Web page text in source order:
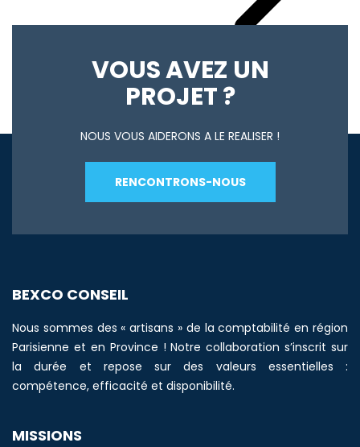
VOUS AVEZ UN
PROJET ?
NOUS VOUS AIDERONS A LE REALISER !
RENCONTRONS-NOUS
BEXCO CONSEIL
Nous sommes des « artisans » de la comptabilité en région
Parisienne et en Province ! Notre collaboration s’inscrit sur
la durée et repose sur des valeurs essentielles :
compétence, efficacité et disponibilité.
MISSIONS